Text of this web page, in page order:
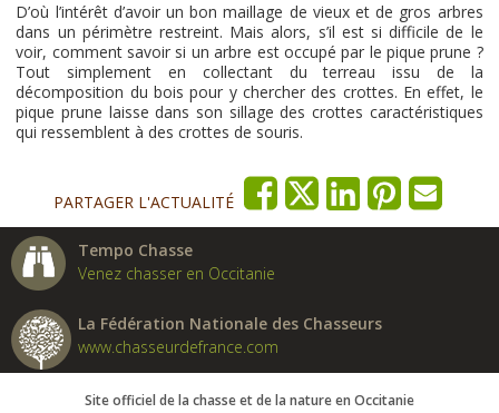
D’où l’intérêt d’avoir un bon maillage de vieux et de gros arbres
dans un périmètre restreint. Mais alors, s’il est si difficile de le
voir, comment savoir si un arbre est occupé par le pique prune ?
Tout simplement en collectant du terreau issu de la
décomposition du bois pour y chercher des crottes. En effet, le
pique prune laisse dans son sillage des crottes caractéristiques
qui ressemblent à des crottes de souris.
PARTAGER L'ACTUALITÉ
Tempo Chasse
Venez chasser en Occitanie
La Fédération Nationale des Chasseurs
www.chasseurdefrance.com
Site officiel de la chasse et de la nature en Occitanie